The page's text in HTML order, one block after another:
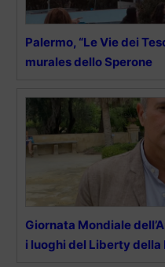
Palermo, “Le Vie dei
murales dello Sperone
Giornata Mondiale
i luoghi del Liberty della